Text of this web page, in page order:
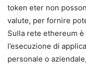
token eter non
valute, per fornire
Sulla rete ethereum
l’esecuzione di
personale o